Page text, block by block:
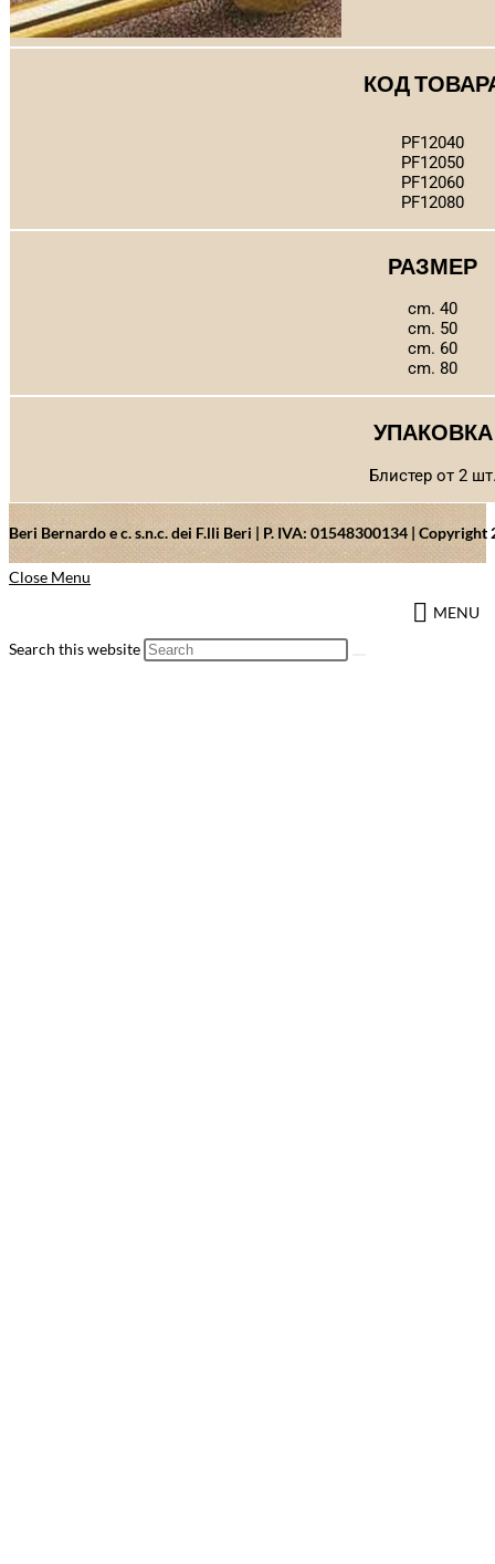
КОД
PF12040
PF12050
PF12060
PF12080
РАЗМЕР
cm. 40
cm. 50
cm. 60
cm. 80
УПАКОВКА
Блистер от 2
Beri Bernardo e c. s.n.c. dei F.lli Beri | P. IVA: 01548300134 |
Close Menu
MENU
Search this website